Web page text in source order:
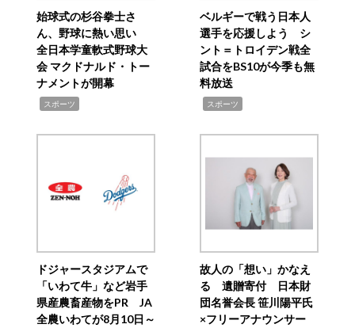
始球式の杉谷拳士さ
ん、野球に熱い思い
全日本学童軟式野球大
会 マクドナルド・トー
ナメントが開幕
スポーツ
ベルギーで戦う日本人
選手を応援しよう シ
ント＝トロイデン戦全
試合をBS10が今季も無
料放送
スポーツ
ドジャースタジアムで
「いわて牛」など岩手
県産農畜産物をPR JA
全農いわてが8月10日～
故人の「想い」かなえ
る 遺贈寄付 日本財
団名誉会長 笹川陽平氏
×フリーアナウンサー